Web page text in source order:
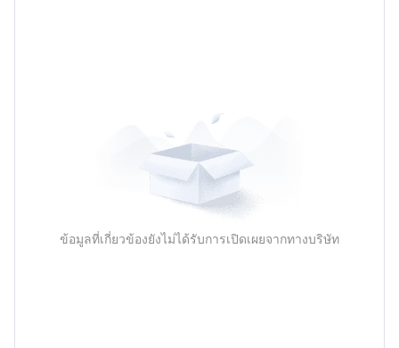
ข้อมูลที่เกี่ยวข้องยังไม่ได้รับการเปิดเผยจากทางบริษัท